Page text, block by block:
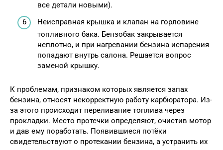
все детали новыми).
Неисправная крышка и клапан на горловине
топливного бака. Бензобак закрывается
неплотно, и при нагревании бензина испарения
попадают внутрь салона. Решается вопрос
заменой крышку.
К проблемам, признаком которых является запах
бензина, относят некорректную работу карбюратора. Из-
за этого происходит переливание топлива через
прокладки. Место протечки определяют, очистив мотор
и дав ему поработать. Появившиеся потёки
свидетельствуют о протекании бензина, а устранить их